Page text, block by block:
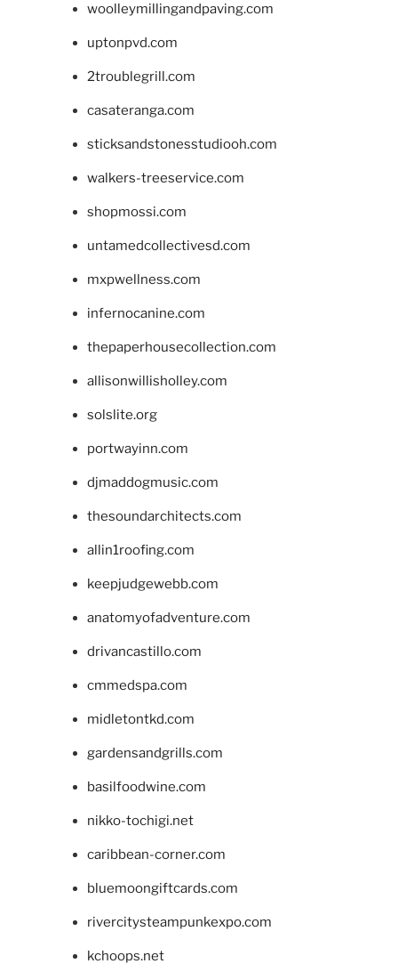
woolleymillingandpaving.com
uptonpvd.com
2troublegrill.com
casateranga.com
sticksandstonesstudiooh.com
walkers-treeservice.com
shopmossi.com
untamedcollectivesd.com
mxpwellness.com
infernocanine.com
thepaperhousecollection.com
allisonwillisholley.com
solslite.org
portwayinn.com
djmaddogmusic.com
thesoundarchitects.com
allin1roofing.com
keepjudgewebb.com
anatomyofadventure.com
drivancastillo.com
cmmedspa.com
midletontkd.com
gardensandgrills.com
basilfoodwine.com
nikko-tochigi.net
caribbean-corner.com
bluemoongiftcards.com
rivercitysteampunkexpo.com
kchoops.net